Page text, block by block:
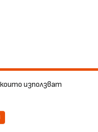
използват